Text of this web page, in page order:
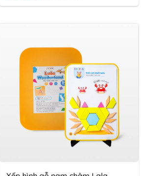
Xếp hình gỗ nam châm Lala